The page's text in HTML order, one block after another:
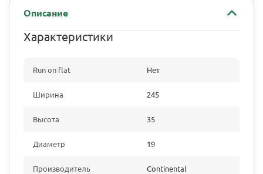
Описание
Характеристики
Run on flat Нет
Ширина 245
Высота 35
Диаметр 19
Производитель Continental